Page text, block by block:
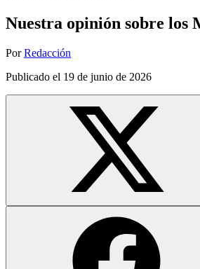
Nuestra opinión sobre los
Por Redacción
Publicado el 19 de junio de 2026